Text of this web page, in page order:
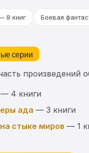
8 книг Боевая
серии
произведений
— 4 книги
ада — 3 книги
стыке миров — 1